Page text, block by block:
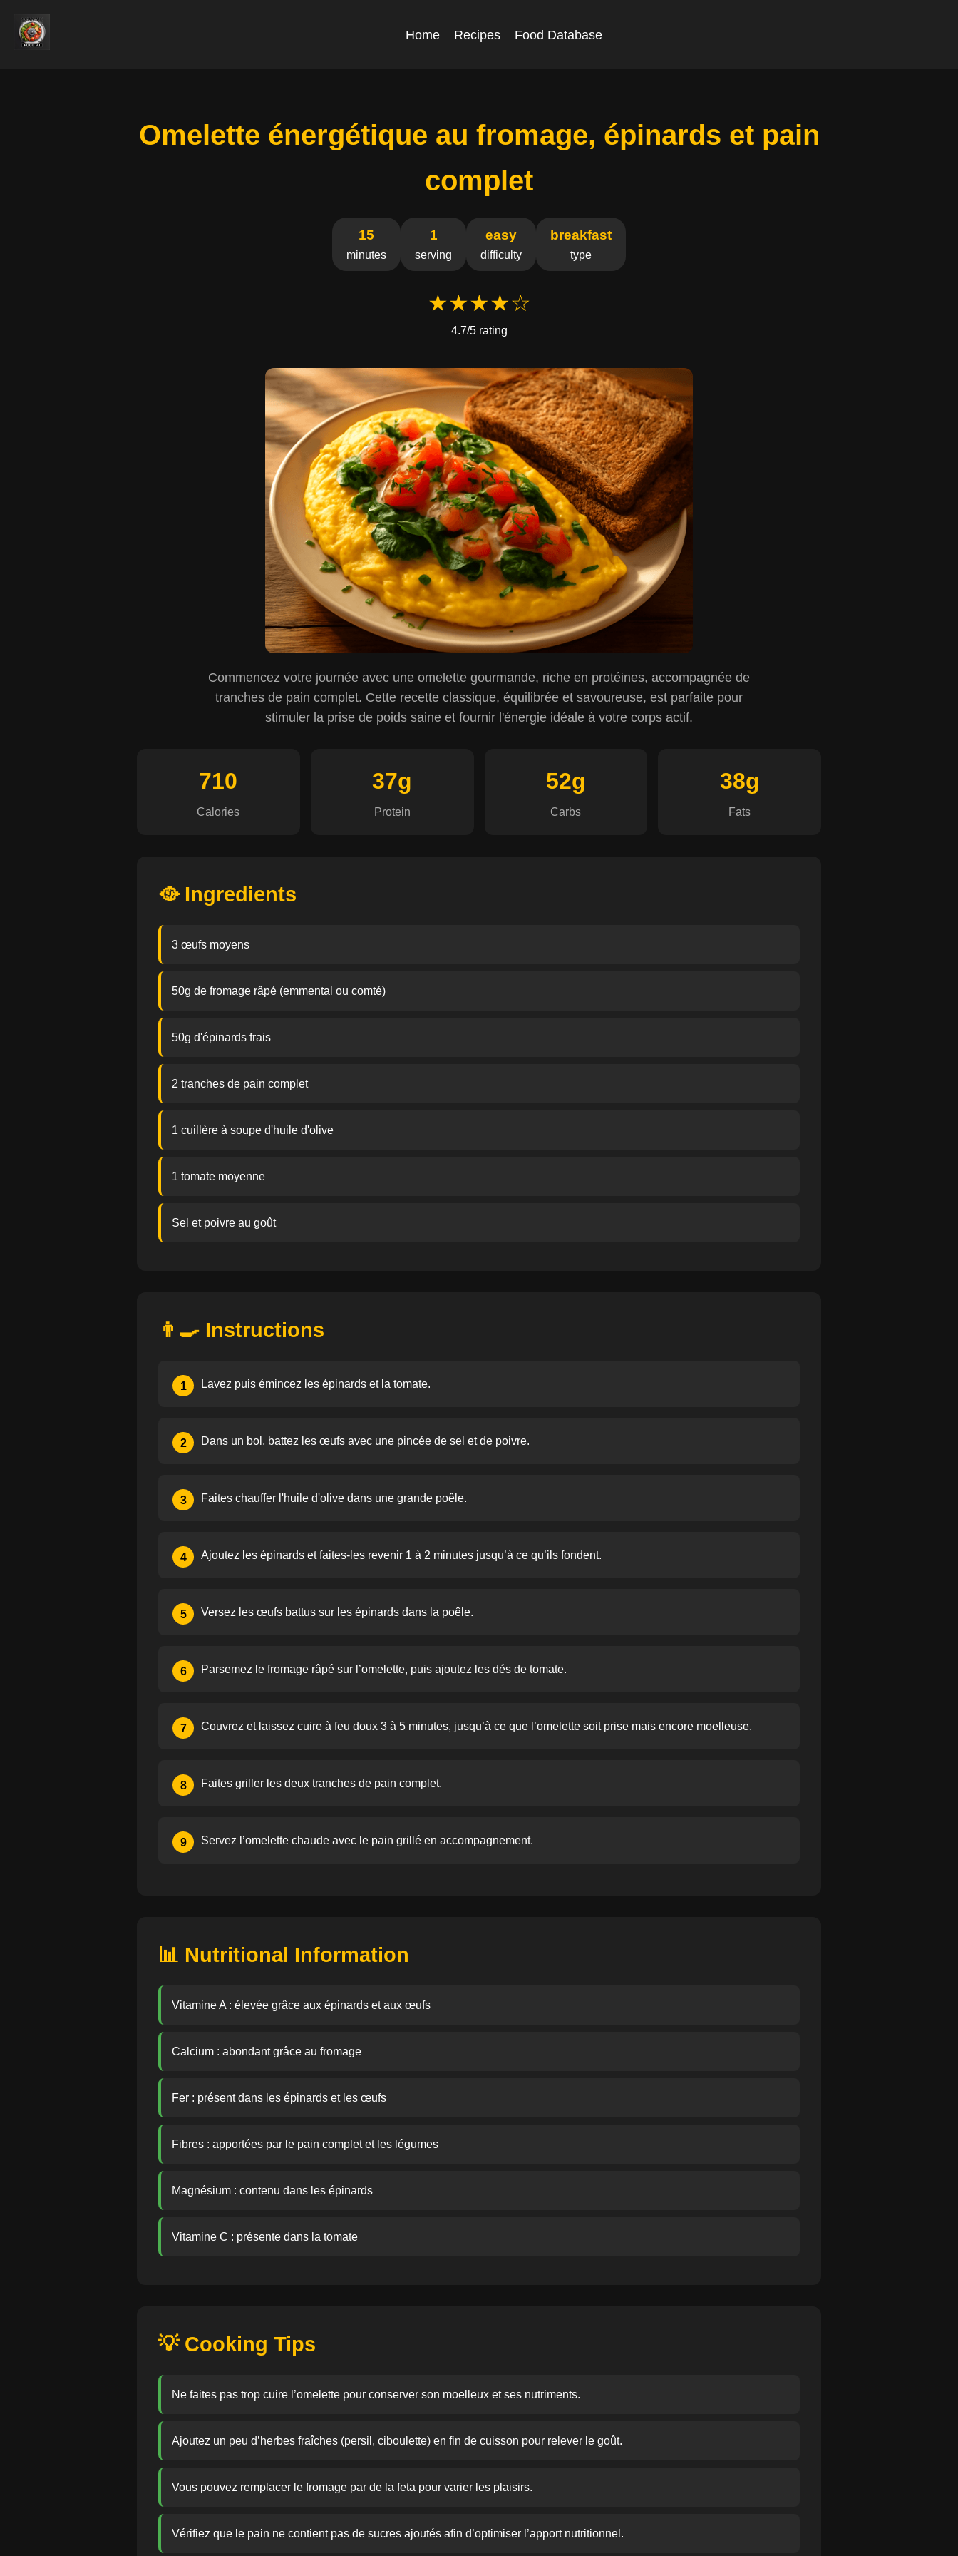
Home Recipes Food Database
Omelette énergétique au fromage, épinards et pain
complet
15
minutes
1
serving
easy
difficulty
breakfast
type
★★★★☆
4.7/5 rating
Commencez votre journée avec une omelette gourmande, riche en protéines, accompagnée de
tranches de pain complet. Cette recette classique, équilibrée et savoureuse, est parfaite pour
stimuler la prise de poids saine et fournir l'énergie idéale à votre corps actif.
710
Calories
37g
Protein
52g
Carbs
38g
Fats
🥘 Ingredients
3 œufs moyens
50g de fromage râpé (emmental ou comté)
50g d'épinards frais
2 tranches de pain complet
1 cuillère à soupe d'huile d'olive
1 tomate moyenne
Sel et poivre au goût
👨‍🍳 Instructions
1 Lavez puis émincez les épinards et la tomate.
2 Dans un bol, battez les œufs avec une pincée de sel et de poivre.
3 Faites chauffer l'huile d'olive dans une grande poêle.
4 Ajoutez les épinards et faites-les revenir 1 à 2 minutes jusqu’à ce qu’ils fondent.
5 Versez les œufs battus sur les épinards dans la poêle.
6 Parsemez le fromage râpé sur l’omelette, puis ajoutez les dés de tomate.
7 Couvrez et laissez cuire à feu doux 3 à 5 minutes, jusqu’à ce que l’omelette soit prise mais encore moelleuse.
8 Faites griller les deux tranches de pain complet.
9 Servez l’omelette chaude avec le pain grillé en accompagnement.
📊 Nutritional Information
Vitamine A : élevée grâce aux épinards et aux œufs
Calcium : abondant grâce au fromage
Fer : présent dans les épinards et les œufs
Fibres : apportées par le pain complet et les légumes
Magnésium : contenu dans les épinards
Vitamine C : présente dans la tomate
💡 Cooking Tips
Ne faites pas trop cuire l’omelette pour conserver son moelleux et ses nutriments.
Ajoutez un peu d’herbes fraîches (persil, ciboulette) en fin de cuisson pour relever le goût.
Vous pouvez remplacer le fromage par de la feta pour varier les plaisirs.
Vérifiez que le pain ne contient pas de sucres ajoutés afin d’optimiser l’apport nutritionnel.